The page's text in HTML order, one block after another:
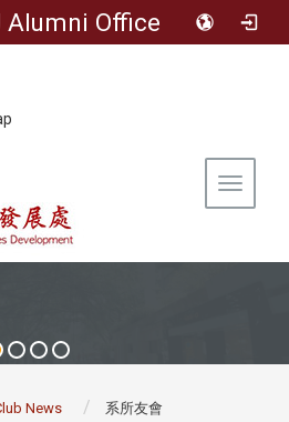
Alumni Office
Toggle
News 系所友會